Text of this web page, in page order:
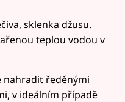
sklenka džusu.
teplou vodou v
nahradit ředěnými
v ideálním případě